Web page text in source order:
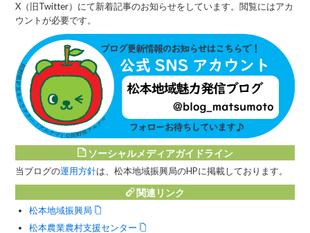
X（旧Twitter）にて新着記事のお知らせをしています。閲覧にはアカ
ウントが必要です。
ソーシャルメディアガイドライン
当ブログの運用方針は、松本地域振興局のHPに掲載しております。
関連リンク
松本地域振興局
松本農業農村支援センター